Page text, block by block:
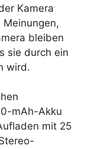
Kamera
bleiben
sie durch ein
wird.
mAh-Akku
mit 25